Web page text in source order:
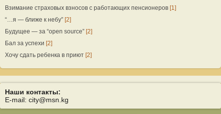
Взимание страховых взносов с работающих пенсионеров [1]
“…я — ближе к небу” [2]
Будущее — за “open source” [2]
Бал за успехи [2]
Хочу сдать ребенка в приют [2]
Наши контакты:
E-mail: city@msn.kg